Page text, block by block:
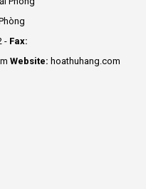
- Fax:
Website: hoathuhang.com